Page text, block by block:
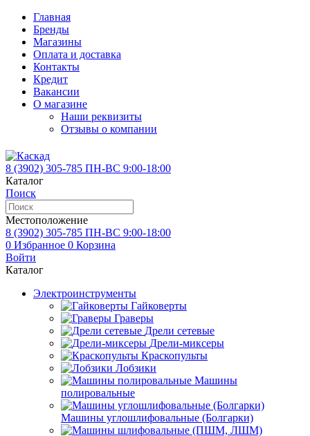
Главная
Бренды
Магазины
Оплата и доставка
Контакты
Кредит
Вакансии
О магазине
Наши реквизиты
Отзывы о компании
8 (3902) 305-785 ПН-ВС 9:00-18:00
Каталог
Поиск
Местоположение
8 (3902) 305-785 ПН-ВС 9:00-18:00
0 Избранное 0 Корзина
Войти
Каталог
Электроинструменты
Гайковерты
Граверы
Дрели сетевые
Дрели-миксеры
Краскопульты
Лобзики
Машины
полировальные
Машины углошлифовальные (Болгарки)